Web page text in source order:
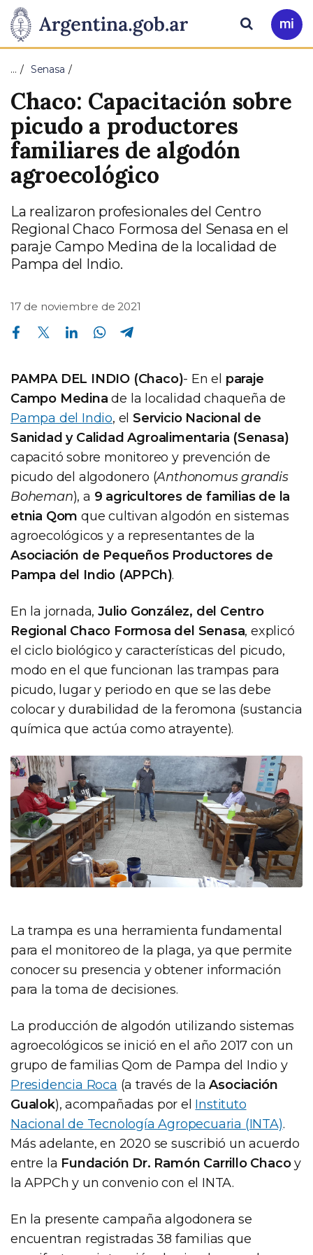
Presidencia
de
la
Nación
Pasar al contenido principal
Ir
a
Buscar
… Senasa
Chaco: Capacitación sobre
picudo a productores
familiares de algodón
agroecológico
La realizaron profesionales del Centro
Regional Chaco Formosa del Senasa en el
paraje Campo Medina de la localidad de
Pampa del Indio.
17 de noviembre de 2021
Compartir en Facebook Compartir en Twitter Compartir en Linkedin Compartir en Whatsapp
PAMPA DEL INDIO (Chaco)- En el paraje
Campo Medina de la localidad chaqueña de
Pampa del Indio, elServicio Nacional de
Sanidad y Calidad Agroalimentaria (Senasa)
capacitó sobre monitoreo y prevención de
picudo del algodonero (Anthonomus grandis
Boheman), a 9 agricultores de familias de la
etnia Qom que cultivan algodón en sistemas
agroecológicos y a representantes de la
Asociación de Pequeños Productores de
Pampa del Indio (APPCh).
En la jornada, Julio González, del Centro
Regional Chaco Formosa del Senasa, explicó
el ciclo biológico y características del picudo,
modo en el que funcionan las trampas para
picudo, lugar y periodo en que se las debe
colocar y durabilidad de la feromona (sustancia
química que actúa como atrayente).
La trampa es una herramienta fundamental
para el monitoreo de la plaga, ya que permite
conocer su presencia y obtener información
para la toma de decisiones.
La producción de algodón utilizando sistemas
agroecológicos se inició en el año 2017 con un
grupo de familias Qom de Pampa del Indio y
Presidencia Roca (a través de laAsociación
Gualok), acompañadas por el Instituto
Nacional de Tecnología Agropecuaria (INTA).
Más adelante, en 2020 se suscribió un acuerdo
entre la Fundación Dr. Ramón Carrillo Chacoy
la APPCh y un convenio con el INTA.
En la presente campaña algodonera se
encuentran registradas 38 familias que